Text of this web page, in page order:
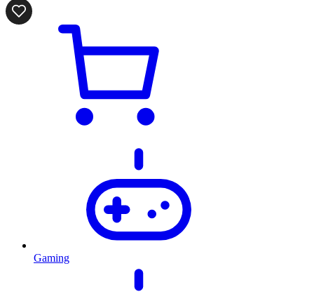
Gaming